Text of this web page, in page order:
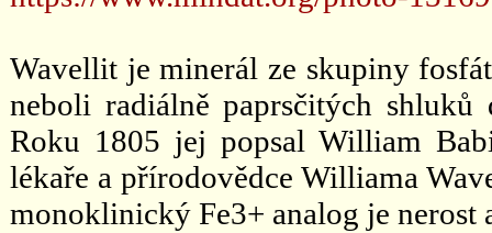
Wavellit je minerál ze skupiny
neboli radiálně paprsčitých
Roku 1805 jej popsal William
lékaře a přírodovědce Williama
monoklinický Fe3+ analog je nerost